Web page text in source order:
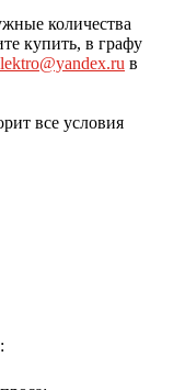
количества
купить, в графу
в
все условия